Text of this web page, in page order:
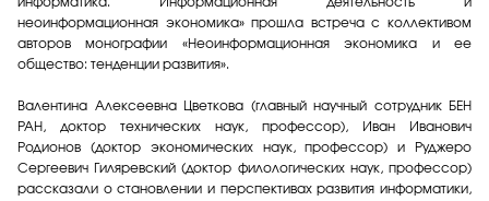
неоинформационная экономика» прошла встреча с коллективом
авторов монографии «Неоинформационная экономика и ее
общество: тенденции развития».
Валентина Алексеевна Цветкова (главный научный сотрудник БЕН
РАН, доктор технических наук, профессор), Иван Иванович
Родионов (доктор экономических наук, профессор) и Руджеро
Сергеевич Гиляревский (доктор филологических наук, профессор)
рассказали о становлении и перспективах развития информатики,